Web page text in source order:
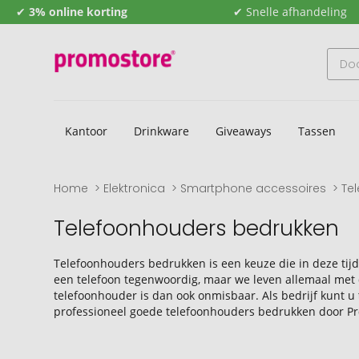
✔ 3% online korting ✔ Snelle afhandeling
Kantoor Drinkware Giveaways Tassen
Home Elektronica Smartphone accessoires
Telefoonhouders bedrukken
Telefoonhouders bedrukken is een keuze die in deze
een telefoon tegenwoordig, maar we leven allemaal
telefoonhouder is dan ook onmisbaar. Als bedrijf kunt
professioneel goede telefoonhouders bedrukken door